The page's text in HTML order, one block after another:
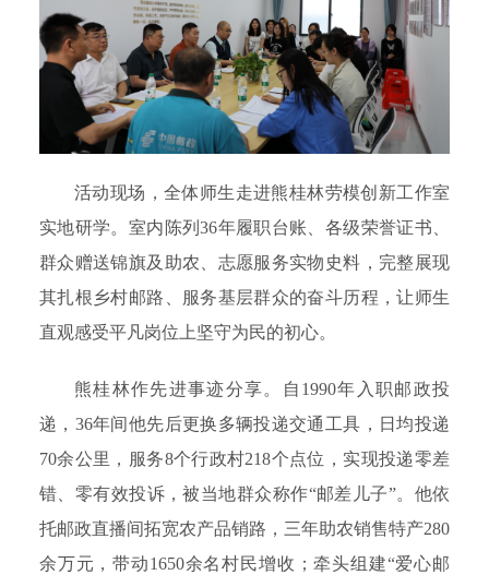
活动现场，全体师生走进熊桂林劳模创新工作室
实地研学。室内陈列36年履职台账、各级荣誉证书、
群众赠送锦旗及助农、志愿服务实物史料，完整展现
其扎根乡村邮路、服务基层群众的奋斗历程，让师生
直观感受平凡岗位上坚守为民的初心。
熊桂林作先进事迹分享。自1990年入职邮政投
递，36年间他先后更换多辆投递交通工具，日均投递
70余公里，服务8个行政村218个点位，实现投递零差
错、零有效投诉，被当地群众称作“邮差儿子”。他依
托邮政直播间拓宽农产品销路，三年助农销售特产280
余万元，带动1650余名村民增收；牵头组建“爱心邮